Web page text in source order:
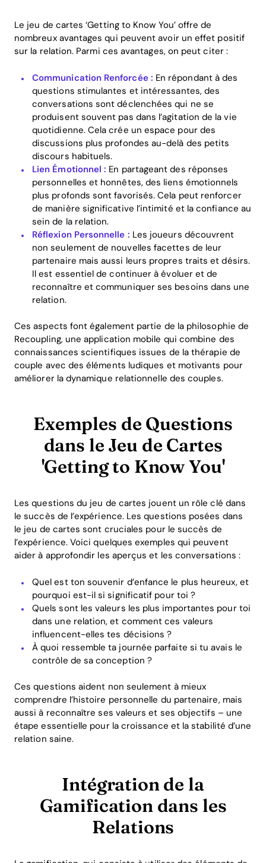
Le jeu de cartes ‘Getting to Know You’ offre de
nombreux avantages qui peuvent avoir un effet positif
sur la relation. Parmi ces avantages, on peut citer :
Communication Renforcée : En répondant à des
questions stimulantes et intéressantes, des
conversations sont déclenchées qui ne se
produisent souvent pas dans l’agitation de la vie
quotidienne. Cela crée un espace pour des
discussions plus profondes au-delà des petits
discours habituels.
Lien Émotionnel : En partageant des réponses
personnelles et honnêtes, des liens émotionnels
plus profonds sont favorisés. Cela peut renforcer
de manière significative l’intimité et la confiance au
sein de la relation.
Réflexion Personnelle : Les joueurs découvrent
non seulement de nouvelles facettes de leur
partenaire mais aussi leurs propres traits et désirs.
Il est essentiel de continuer à évoluer et de
reconnaître et communiquer ses besoins dans une
relation.
Ces aspects font également partie de la philosophie de
Recoupling, une application mobile qui combine des
connaissances scientifiques issues de la thérapie de
couple avec des éléments ludiques et motivants pour
améliorer la dynamique relationnelle des couples.
Exemples de Questions
dans le Jeu de Cartes
'Getting to Know You'
Les questions du jeu de cartes jouent un rôle clé dans
le succès de l’expérience. Les questions posées dans
le jeu de cartes sont cruciales pour le succès de
l’expérience. Voici quelques exemples qui peuvent
aider à approfondir les aperçus et les conversations :
Quel est ton souvenir d’enfance le plus heureux, et
pourquoi est-il si significatif pour toi ?
Quels sont les valeurs les plus importantes pour toi
dans une relation, et comment ces valeurs
influencent-elles tes décisions ?
À quoi ressemble ta journée parfaite si tu avais le
contrôle de sa conception ?
Ces questions aident non seulement à mieux
comprendre l’histoire personnelle du partenaire, mais
aussi à reconnaître ses valeurs et ses objectifs – une
étape essentielle pour la croissance et la stabilité d’une
relation saine.
Intégration de la
Gamification dans les
Relations